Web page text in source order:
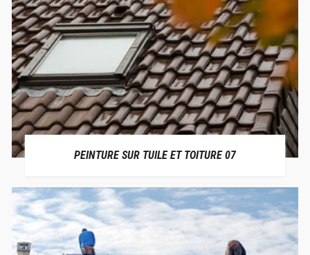
PEINTURE SUR TUILE ET TOITURE 07